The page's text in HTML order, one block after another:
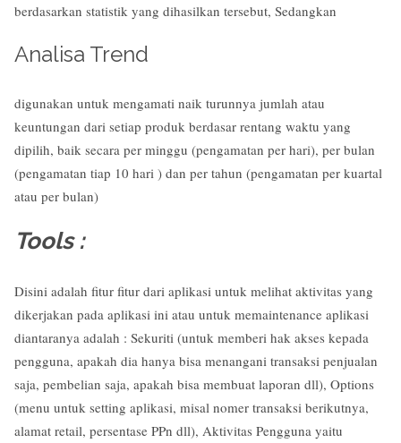
berdasarkan statistik yang dihasilkan tersebut, Sedangkan
Analisa Trend
digunakan untuk mengamati naik turunnya jumlah atau
keuntungan dari setiap produk berdasar rentang waktu yang
dipilih, baik secara per minggu (pengamatan per hari), per bulan
(pengamatan tiap 10 hari ) dan per tahun (pengamatan per kuartal
atau per bulan)
Tools :
Disini adalah fitur fitur dari aplikasi untuk melihat aktivitas yang
dikerjakan pada aplikasi ini atau untuk memaintenance aplikasi
diantaranya adalah : Sekuriti (untuk memberi hak akses kepada
pengguna, apakah dia hanya bisa menangani transaksi penjualan
saja, pembelian saja, apakah bisa membuat laporan dll), Options
(menu untuk setting aplikasi, misal nomer transaksi berikutnya,
alamat retail, persentase PPn dll), Aktivitas Pengguna yaitu